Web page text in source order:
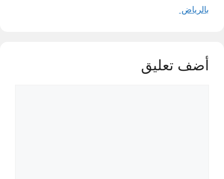
بالرياض
أضف تعليق